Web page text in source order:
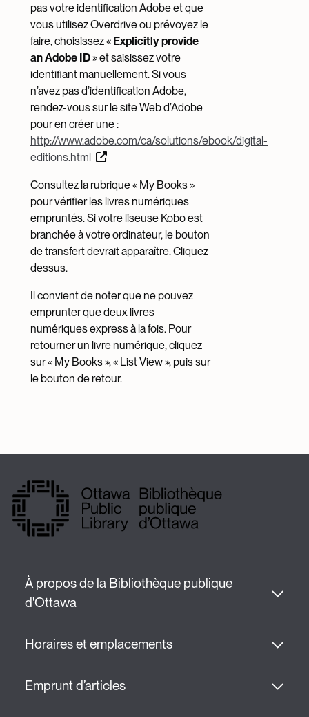
pas votre identification Adobe et que
vous utilisez Overdrive ou prévoyez le
faire, choisissez « Explicitly provide
an Adobe ID» et saisissez votre
identifiant manuellement. Si vous
n’avez pas d’identification Adobe,
rendez-vous sur le site Web d’Adobe
pour en créer une :
http://www.adobe.com/ca/solutions/ebook/digital-
editions.html
Consultez la rubrique « My Books »
pour vérifier les livres numériques
empruntés. Si votre liseuse Kobo est
branchée à votre ordinateur, le bouton
de transfert devrait apparaître. Cliquez
dessus.
Il convient de noter que ne pouvez
emprunter que deux livres
numériques express à la fois. Pour
retourner un livre numérique, cliquez
sur « My Books », « List View », puis sur
le bouton de retour.
À propos de la Bibliothèque publique
d'Ottawa
Horaires et emplacements
Emprunt d’articles